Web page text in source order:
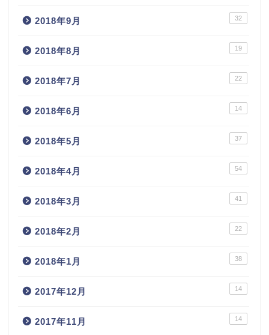
2018年9月 32
2018年8月 19
2018年7月 22
2018年6月 14
2018年5月 37
2018年4月 54
2018年3月 41
2018年2月 22
2018年1月 38
2017年12月 14
2017年11月 14